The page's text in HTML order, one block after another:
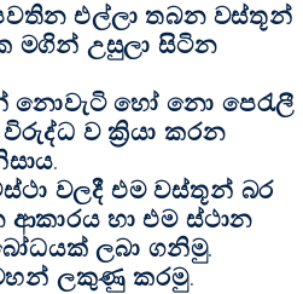
එල්ලා තබන වස්තූන්
මගින් උසුලා සිටින
නොවැටි හෝ නො පෙරැලී
ව ක්‍රියා කරන
වලදී එම වස්තූන් බර
හා එම ස්ථාන
ලබා ගනිමු.
ලකුණු කරමු.